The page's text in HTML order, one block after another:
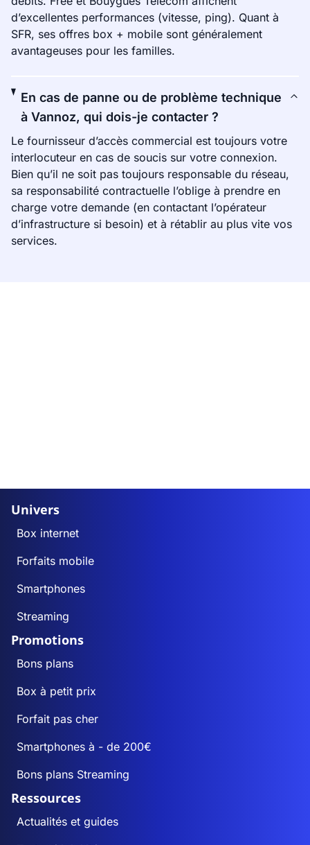
d’excellentes performances (vitesse, ping). Quant à
SFR, ses offres box + mobile sont généralement
avantageuses pour les familles.
En cas de panne ou de problème technique
à Vannoz, qui dois-je contacter ?
Le fournisseur d’accès commercial est toujours votre
interlocuteur en cas de soucis sur votre connexion.
Bien qu’il ne soit pas toujours responsable du réseau,
sa responsabilité contractuelle l’oblige à prendre en
charge votre demande (en contactant l’opérateur
d’infrastructure si besoin) et à rétablir au plus vite vos
services.
Univers
Box internet
Forfaits mobile
Smartphones
Streaming
Promotions
Bons plans
Box à petit prix
Forfait pas cher
Smartphones à - de 200€
Bons plans Streaming
Ressources
Actualités et guides